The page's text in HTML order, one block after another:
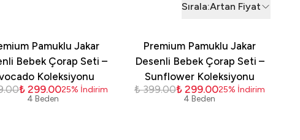
Sırala:Artan Fiyat
Pamuklu Jakar
Bebek Çorap Seti –
Koleksiyonu
₺ 299.0025% İndirim
4 Beden
Premium Pamuklu Jakar
Desenli Bebek Çorap Seti –
Sunflower Koleksiyonu
₺ 399.00₺ 299.0025% İndirim
4 Beden